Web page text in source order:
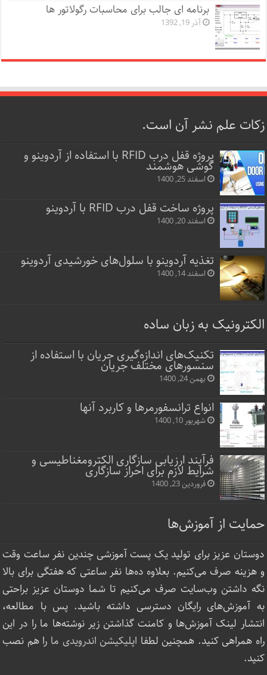
برنامه ای جالب برای محاسبات رگولاتور ها
آذر 19, 1392
زکات علم نشر آن است.
پروژه قفل‌ درب RFID با استفاده از آردوینو و
گوشی هوشمند
اسفند 25, 1400
پروژه ساخت قفل‌ درب RFID با آردوینو
اسفند 20, 1400
تغذیه آردوینو با سلول‌های خورشیدی آردوینو
اسفند 14, 1400
الکترونیک به زبان ساده
تکنیک‌های اندازه‌گیری جریان با استفاده از
سنسورهای مختلف جریان
بهمن 24, 1400
انواع ترانسفورمرها و کاربرد آنها
شهریور 10, 1400
فرآیند ارزیابی سازگاری الکترومغناطیسی و
شرایط لازم برای احراز سازگاری
فروردین 23, 1400
حمایت از آموزش‌ها
دوستان عزیز برای تولید یک پست آموزشی چندین نفر ساعت‌ وقت
و هزینه صرف می‌کنیم. بعلاوه ده‌ها نفر ساعتی که هفتگی برای بالا
نگه داشتن وب‌سایت صرف ‌می‌کنیم تا شما دوستان عزیز براحتی
به آموزش‌های رایگان دسترسی داشته باشید. پس با مطالعه،
انتشار لینک‌ آموزش‌ها و کامنت گذاشتن زیر نوشته‌‌ها ما را در این
راه همراهی کنید. همچنین لطفا اپلیکیشن اندرویدی ما را هم نصب
کنید.